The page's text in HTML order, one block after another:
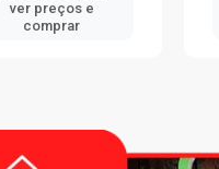
ver preços e
comprar